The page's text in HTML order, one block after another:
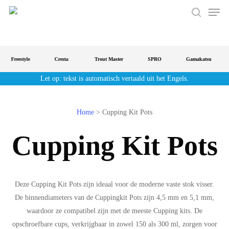
Doorgaan
Menu
Freestyle Cresta Trout Master SPRO Gamakatsu
Let op: tekst is automatisch vertaald uit het Engels.
Home > Cupping Kit Pots
Cupping Kit Pots
Deze Cupping Kit Pots zijn ideaal voor de moderne vaste stok visser.
De binnendiameters van de Cuppingkit Pots zijn 4,5 mm en 5,1 mm,
waardoor ze compatibel zijn met de meeste Cupping kits. De
opschroefbare cups, verkrijgbaar in zowel 150 als 300 ml, zorgen voor